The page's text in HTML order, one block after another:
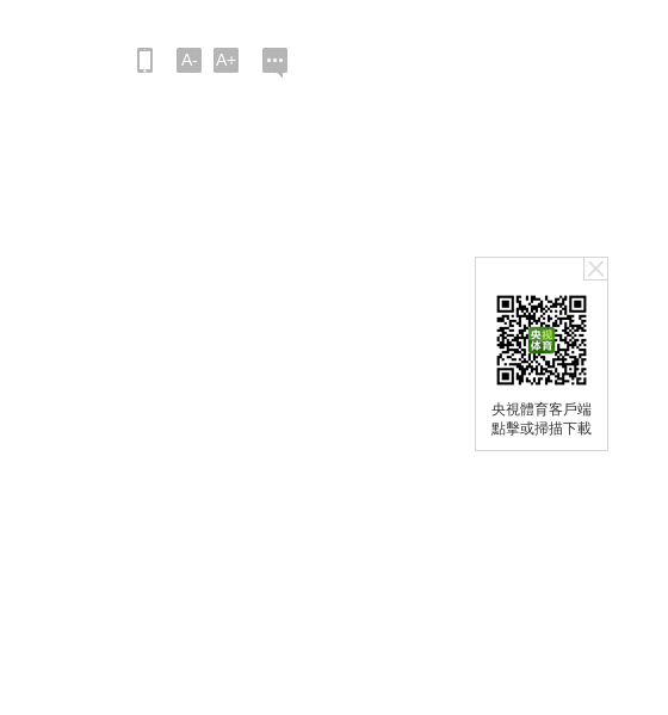
央視體育客戶端
點擊或掃描下載
A- A+